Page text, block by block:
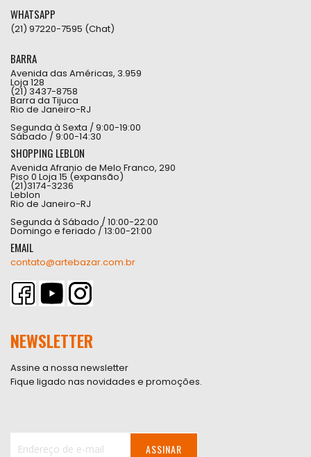
WHATSAPP
(21) 97220-7595 (Chat)
BARRA
Avenida das Américas, 3.959
Loja 128
(21) 3437-8758
Barra da Tijuca
Rio de Janeiro-RJ
Segunda à Sexta / 9:00-19:00
Sábado / 9:00-14:30
SHOPPING LEBLON
Avenida Afranio de Melo Franco, 290
Piso 0 Loja 15 (expansão)
(21)3174-3236
Leblon
Rio de Janeiro-RJ
Segunda à Sábado / 10:00-22:00
Domingo e feriado / 13:00-21:00
EMAIL
contato@artebazar.com.br
NEWSLETTER
Assine a nossa newsletter
Fique ligado nas novidades e promoções.
ASSINAR